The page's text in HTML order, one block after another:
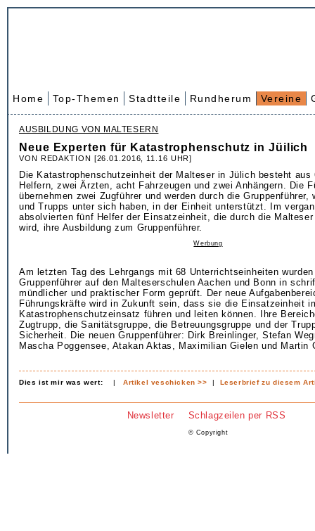
Home Top-Themen Stadtteile Rundherum Vereine
AUSBILDUNG VON MALTESERN
Neue Experten für Katastrophenschutz in Jüilich
VON REDAKTION [26.01.2016, 11.16 UHR]
Die Katastrophenschutzeinheit der Malteser in Jülich besteht aus
Helfern, zwei Ärzten, acht Fahrzeugen und zwei Anhängern. Die
übernehmen zwei Zugführer und werden durch die Gruppenführer,
und Trupps unter sich haben, in der Einheit unterstützt. Im
absolvierten fünf Helfer der Einsatzeinheit, die durch die
wird, ihre Ausbildung zum Gruppenführer.
Werbung
Am letzten Tag des Lehrgangs mit 68 Unterrichtseinheiten
Gruppenführer auf den Malteserschulen Aachen und Bonn in
mündlicher und praktischer Form geprüft. Der neue
Führungskräfte wird in Zukunft sein, dass sie die Einsatzeinheit
Katastrophenschutzeinsatz führen und leiten können. Ihre
Zugtrupp, die Sanitätsgruppe, die Betreuungsgruppe und der
Sicherheit. Die neuen Gruppenführer: Dirk Breinlinger, Stefan
Mascha Poggensee, Atakan Aktas, Maximilian Gielen und Martin
Dies ist mir was wert: |Artikel veschicken >> | Leserbrief zu diesem
Newsletter Schlagzeilen per RSS
© Copyright